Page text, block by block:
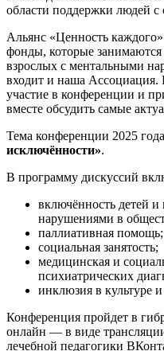
области поддержки людей с
Альянс «Ценность
фонды, которые
взрослых с ментальными
входит и наша
участие в конференции и
вместе обсудить самые
Тема конференции 2025
исключённости».
В программу дискуссий
включённость детей
нарушениями в
паллиативная помощь;
социальная занятость;
медицинская и
психиатрических
инклюзия в культуре и
Конференция пройдет в
онлайн — в виде
лечебной педагогики